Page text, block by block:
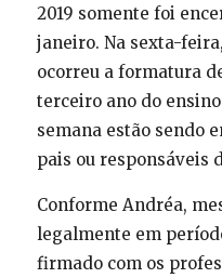
2019 somente foi
janeiro. Na sexta-
ocorreu a formatura
terceiro ano do
semana estão sendo
pais ou responsáveis
Conforme Andréa,
legalmente em
firmado com os